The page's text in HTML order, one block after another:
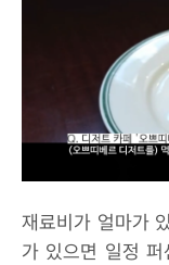
재료비가 얼마가
가 있으면 일정